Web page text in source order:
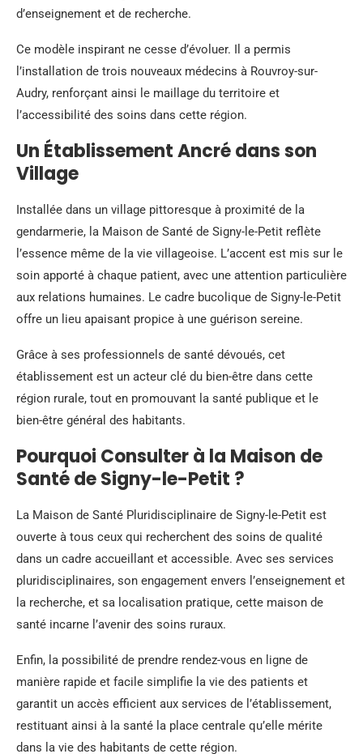
d’enseignement et de recherche.
Ce modèle inspirant ne cesse d’évoluer. Il a permis
l’installation de trois nouveaux médecins à Rouvroy-sur-
Audry, renforçant ainsi le maillage du territoire et
l’accessibilité des soins dans cette région.
Un Établissement Ancré dans son
Village
Installée dans un village pittoresque à proximité de la
gendarmerie, la Maison de Santé de Signy-le-Petit reflète
l’essence même de la vie villageoise. L’accent est mis sur le
soin apporté à chaque patient, avec une attention particulière
aux relations humaines. Le cadre bucolique de Signy-le-Petit
offre un lieu apaisant propice à une guérison sereine.
Grâce à ses professionnels de santé dévoués, cet
établissement est un acteur clé du bien-être dans cette
région rurale, tout en promouvant la santé publique et le
bien-être général des habitants.
Pourquoi Consulter à la Maison de
Santé de Signy-le-Petit ?
La Maison de Santé Pluridisciplinaire de Signy-le-Petit est
ouverte à tous ceux qui recherchent des soins de qualité
dans un cadre accueillant et accessible. Avec ses services
pluridisciplinaires, son engagement envers l’enseignement et
la recherche, et sa localisation pratique, cette maison de
santé incarne l’avenir des soins ruraux.
Enfin, la possibilité de prendre rendez-vous en ligne de
manière rapide et facile simplifie la vie des patients et
garantit un accès efficient aux services de l’établissement,
restituant ainsi à la santé la place centrale qu’elle mérite
dans la vie des habitants de cette région.